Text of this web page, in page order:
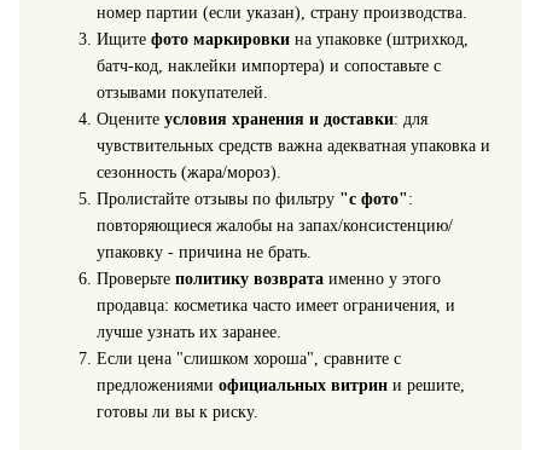
номер партии (если указан), страну производства.
Ищите фото маркировкина упаковке (штрихкод,
батч-код, наклейки импортера) и сопоставьте с
отзывами покупателей.
Оцените условия хранения и доставки: для
чувствительных средств важна адекватная упаковка и
сезонность (жара/мороз).
Пролистайте отзывы по фильтру "с фото":
повторяющиеся жалобы на запах/консистенцию/
упаковку - причина не брать.
Проверьте политику возвратаименно у этого
продавца: косметика часто имеет ограничения, и
лучше узнать их заранее.
Если цена "слишком хороша", сравните с
предложениями официальных витрини решите,
готовы ли вы к риску.